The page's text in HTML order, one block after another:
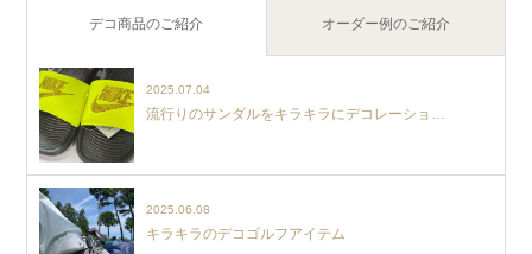
デコ商品のご紹介 オーダー例のご紹介
2025.07.04
流行りのサンダルをキラキラにデコレーショ…
2025.06.08
キラキラのデコゴルフアイテム